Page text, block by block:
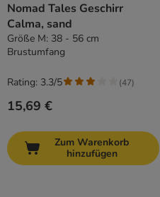
Nomad Tales Geschirr
Calma, sand
Größe M: 38 - 56 cm
Brustumfang
15,69 €
Rating: 3.3/5 (47)
Zum Warenkorb
hinzufügen